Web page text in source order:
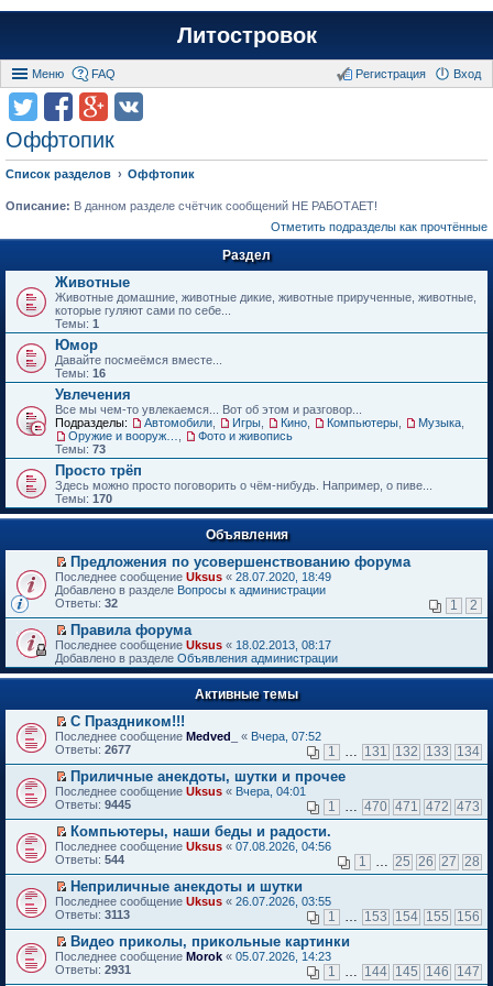
Литостровок
Меню FAQ Вход
Регистрация
Оффтопик
Список разделов Оффтопик
Описание: В данном разделе счётчик сообщений НЕ РАБОТАЕТ!
Отметить подразделы как прочтённые
Раздел
Животные
Животные домашние, животные дикие, животные прирученные, животные,
которые гуляют сами по себе...
Темы: 1
Юмор
Давайте посмеёмся вместе...
Темы: 16
Увлечения
Все мы чем-то увлекаемся... Вот об этом и разговор...
Подразделы:
Автомобили Игры Кино Компьютеры Музыка
Фото и живопись
Темы: 73
Просто трёп
Здесь можно просто поговорить о чём-нибудь. Например, о пиве...
Темы: 170
Объявления
П
е
р
й
т
и
к
п
в
о
м
у
н
е
п
р
о
ч
и
т
а
н
н
о
м
у
с
о
о
Предложения по усовершенствованию форума
Последнее сообщение Uksus « 28.07.2020, 18:49
Добавлено в разделе Вопросы к администрации
Ответы: 32 1 2
П
е
р
е
т
и
к
п
р
в
о
м
у
н
е
п
р
о
ч
и
т
а
н
н
Правила форума
Последнее сообщение Uksus « 18.02.2013, 08:17
Добавлено в разделе Объявления администрации
Активные темы
П
е
е
й
т
и
к
п
е
р
в
о
м
у
н
е
п
р
о
С Праздником!!!
Последнее сообщение Medved_ « Вчера, 07:52
Ответы: 2677 1 131 132 133 134
П
е
е
й
т
и
к
п
е
р
в
о
м
у
Приличные анекдоты, шутки и прочее
Последнее сообщение Uksus « Вчера, 04:01
Ответы: 9445 1 470 471 472 473
П
е
е
й
т
и
к
п
е
р
Компьютеры, наши беды и радости.
Последнее сообщение Uksus « 07.08.2026, 04:56
Ответы: 544 1 25 26 27 28
П
е
е
й
т
и
Неприличные анекдоты и шутки
Последнее сообщение Uksus « 26.07.2026, 03:55
Ответы: 3113 1 153 154 155 156
П
е
Видео приколы, прикольные картинки
Последнее сообщение Morok « 05.07.2026, 14:23
Ответы: 2931 1 144 145 146 147